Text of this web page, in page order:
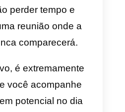
uma pequena lista de
o lead precisa
a ele como ele
isso na demo.
e possua o